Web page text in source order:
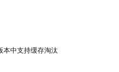
本中支持缓存淘汰